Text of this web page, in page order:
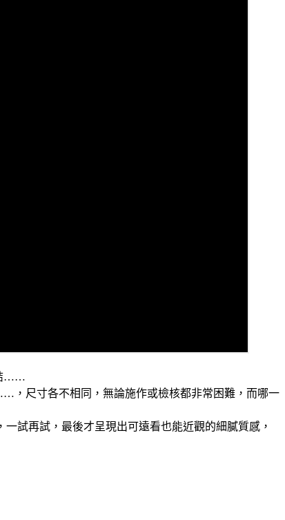
……
，尺寸各不相同，無論施作或檢核都非常困難，而哪一
試再試，最後才呈現出可遠看也能近觀的細膩質感，